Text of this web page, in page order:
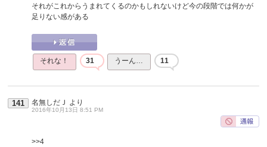
それがこれからうまれてくるのかもしれないけど今の段階では何かが
足りない感がある
それな！ 31 うーん… 11
141 名無しだＪ より
2016年10月13日 8:51 PM
>>4